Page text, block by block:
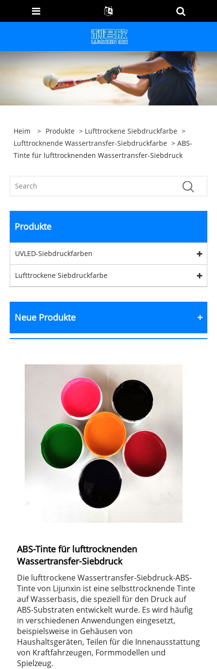
Heim > Produkte > Lufttrockene Siebdruckfarbe >
Lufttrocknende Wassertransfer-Siebdruckfarbe > ABS-
Tinte für lufttrocknenden Wassertransfer-Siebdruck
Produkte
UVLED-Siebdruckfarben
Lufttrockene Siebdruckfarbe
Neue Produkte
ABS-Tinte für lufttrocknenden
Wassertransfer-Siebdruck
Die lufttrockene Wassertransfer-Siebdruck-ABS-
Tinte von Lijunxin ist eine selbsttrocknende Tinte
auf Wasserbasis, die speziell für den Druck auf
ABS-Substraten entwickelt wurde. Es wird häufig
in verschiedenen Anwendungen eingesetzt,
beispielsweise in Gehäusen von
Haushaltsgeräten, Teilen für die Innenausstattung
von Kraftfahrzeugen, Formmodellen und
Spielzeug.